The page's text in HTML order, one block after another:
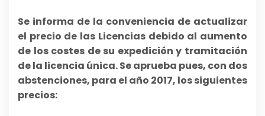
Se informa de la conveniencia de actualizar
el precio de las Licencias debido al aumento
de los costes de su expedición y tramitación
de la licencia única. Se aprueba pues, con dos
abstenciones, para el año 2017, los siguientes
precios: